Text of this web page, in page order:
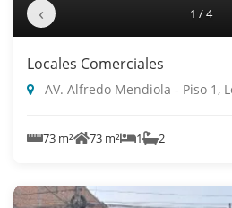
‹ 1 / 4
Locales Comerciales
AV. Alfredo Mendiola - Piso 1,
73 m² 73 m² 1 2